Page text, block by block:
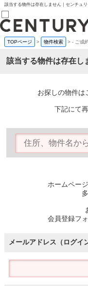
該当する物件は存在しません｜センチュ
売買部
0120-800-844
賃貸部
会員メニュー
物件を探す
購入TOP
条件から探す
住宅ローン控除シミュレータ
TOPページ > 物件検索 >- ご成
該当する物件は存在し
お探しの物件は
下記にて
ホームペー
会員登録フ
メールアドレス（ログイ